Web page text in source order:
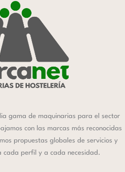
gama de maquinarias para el sector
con las marcas más reconocidas
propuestas globales de servicios y
cada perfil y a cada necesidad.